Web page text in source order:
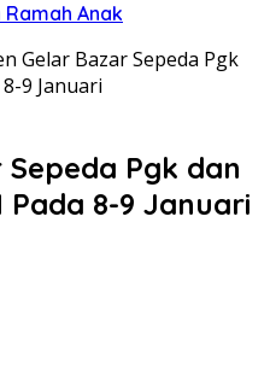
Anak
Gelar Bazar Sepeda Pgk
9 Januari
Pgk dan
Pada 8-9 Januari